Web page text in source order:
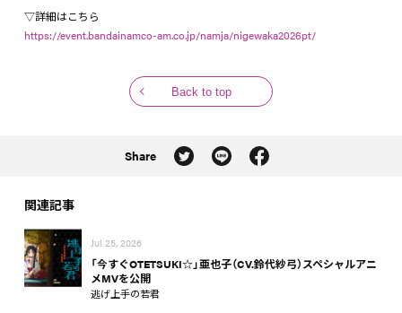
▽詳細はこちら
https://event.bandainamco-am.co.jp/namja/nigewaka2026pt/
Back to top
Share
関連記事
Jul 25, 2026
「今すぐOTETSUKI☆」亜也子（CV.鈴代紗弓）スペシャルアニ
メMVを公開
逃げ上手の若君